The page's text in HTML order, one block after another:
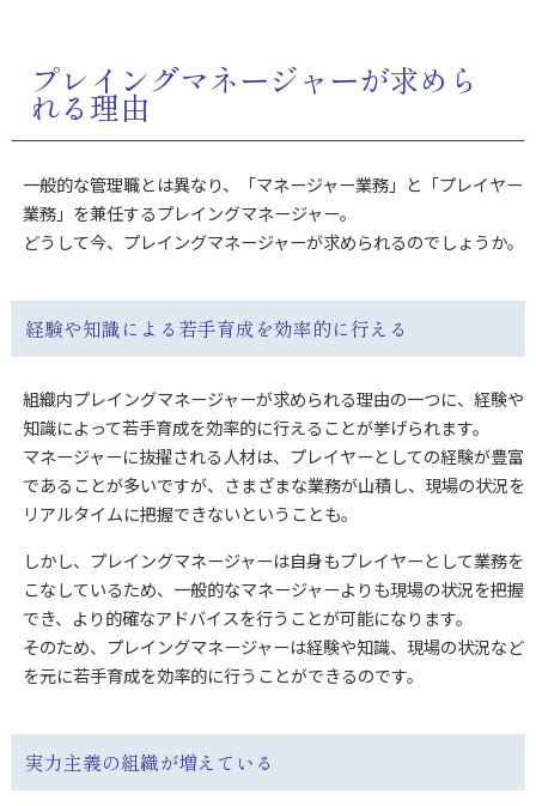
プレイングマネージャーが求めら
れる理由
一般的な管理職とは異なり、「マネージャー業務」と「プレイヤー
業務」を兼任するプレイングマネージャー。
どうして今、プレイングマネージャーが求められるのでしょうか。
経験や知識による若手育成を効率的に行える
組織内プレイングマネージャーが求められる理由の一つに、経験や
知識によって若手育成を効率的に行えることが挙げられます。
マネージャーに抜擢される人材は、プレイヤーとしての経験が豊富
であることが多いですが、さまざまな業務が山積し、現場の状況を
リアルタイムに把握できないということも。
しかし、プレイングマネージャーは自身もプレイヤーとして業務を
こなしているため、一般的なマネージャーよりも現場の状況を把握
でき、より的確なアドバイスを行うことが可能になります。
そのため、プレイングマネージャーは経験や知識、現場の状況など
を元に若手育成を効率的に行うことができるのです。
実力主義の組織が増えている